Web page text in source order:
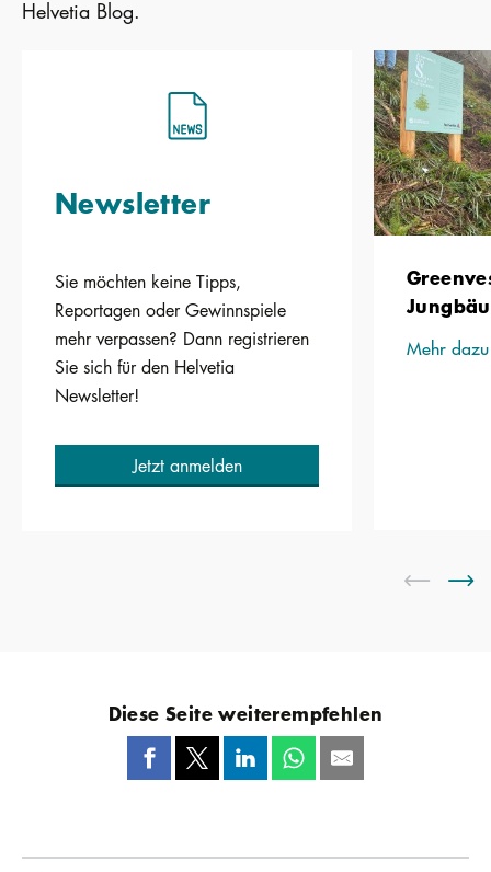
Helvetia Blog.
Newsletter
Sie möchten keine Tipps,
Reportagen oder Gewinnspiele
mehr verpassen? Dann registrieren
Sie sich für den Helvetia
Newsletter!
Jetzt anmelden
Mehr
Diese Seite weiterempfehlen